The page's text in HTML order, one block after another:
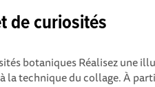
de curiosités
botaniques Réalisez une
la technique du collage. À